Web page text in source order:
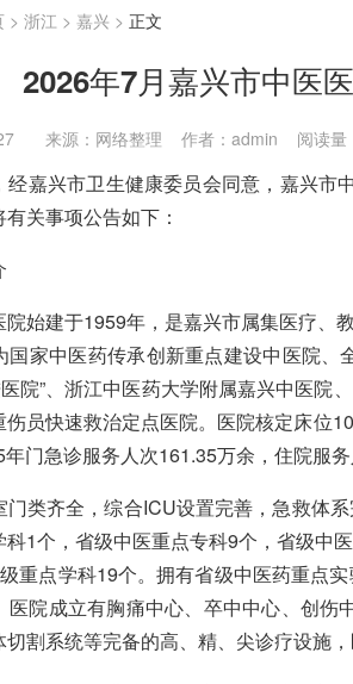
> 浙江 > 嘉兴 > 正文
2026年7月嘉兴市中医
来源：网络整理 作者：admin 阅读量
经嘉兴市卫生健康委员会同意，嘉兴
关事项公告如下：
院始建于1959年，是嘉兴市属集医疗、
国家中医药传承创新重点建设中医院
院”、浙江中医药大学附属嘉兴中医
员快速救治定点医院。医院核定床位
门急诊服务人次161.35万余，住院服
门类齐全，综合ICU设置完善，急救体
1个，省级中医重点专科9个，省级中
级重点学科19个。拥有省级中医药重点
医院成立有胸痛中心、卒中中心、创
割系统等完备的高、精、尖诊疗设施